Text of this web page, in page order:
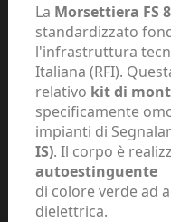
La Morsettiera FS
standardizzato
l'infrastruttura
Italiana (RFI).
relativo kit di
specificamente
impianti di
IS). Il corpo è
autoestinguente
di colore verde ad
dielettrica.